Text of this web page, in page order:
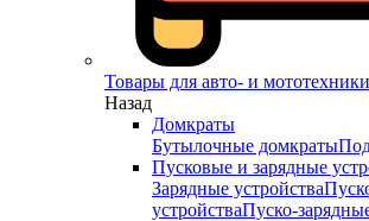
Товары для авто- и мототехники
Назад
Домкраты
Бутылочные домкраты
Пусковые и зарядные
Зарядные устройства
устройстваПуско-